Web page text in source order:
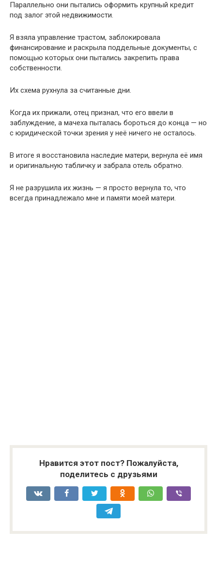
Параллельно они пытались оформить крупный кредит
под залог этой недвижимости.
Я взяла управление трастом, заблокировала
финансирование и раскрыла поддельные документы, с
помощью которых они пытались закрепить права
собственности.
Их схема рухнула за считанные дни.
Когда их прижали, отец признал, что его ввели в
заблуждение, а мачеха пыталась бороться до конца — но
с юридической точки зрения у неё ничего не осталось.
В итоге я восстановила наследие матери, вернула её имя
и оригинальную табличку и забрала отель обратно.
Я не разрушила их жизнь — я просто вернула то, что
всегда принадлежало мне и памяти моей матери.
Нравится этот пост? Пожалуйста,
поделитесь с друзьями